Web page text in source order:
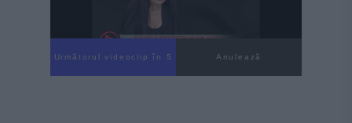
Următorul videoclip în 4 Anulează